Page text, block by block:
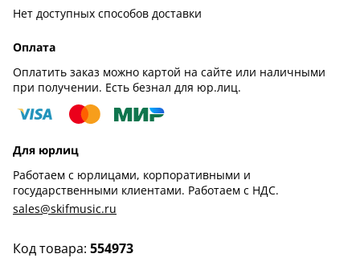
Код товара: 554973
Нет доступных способов доставки
Оплата
Оплатить заказ можно картой на сайте или наличными
при получении. Есть безнал для юр.лиц.
Для юрлиц
Работаем с юрлицами, корпоративными и
государственными клиентами. Работаем с НДС.
sales@skifmusic.ru